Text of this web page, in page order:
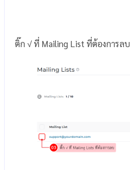
ติ๊ก √ ที่ Mailing List ที่ต้องการลบ